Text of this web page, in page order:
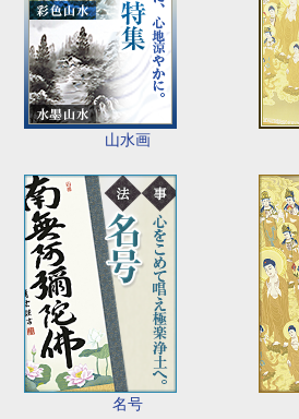
山水画
名号